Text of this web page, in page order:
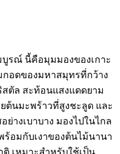
รณ์ นี้คือมุมมองของเกาะ
กอดของมหาสมุทรที่กว้าง
ตัล สะท้อนแสงแดดยาม
ต้นมะพร้าวที่สูงชะลูด และ
างเบาบาง มองไปในไกล
ร้อมกับเงาของต้นไม้นานา
ติ เหมาะสำหรับใช้เป็น